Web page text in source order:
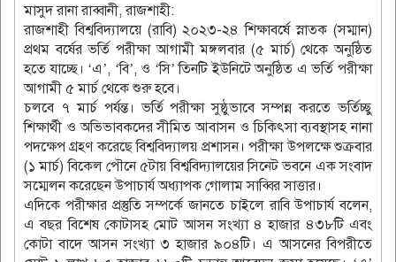
মাসুদ রানা রাব্বানী, রাজশাহী:
রাজশাহী বিশ্ববিদ্যালয়ে (রাবি) ২০২৩-২৪ শিক্ষাবর্ষে স্নাতক (সম্মান)
প্রথম বর্ষের ভর্তি পরীক্ষা আগামী মঙ্গলবার (৫ মার্চ) থেকে অনুষ্ঠিত
হতে যাচ্ছে। ‘এ’, ‘বি’, ও ‘সি’ তিনটি ইউনিটে অনুষ্ঠিত এ ভর্তি পরীক্ষা
আগামী ৫ মার্চ থেকে শুরু হবে।
চলবে ৭ মার্চ পর্যন্ত। ভর্তি পরীক্ষা সুষ্ঠুভাবে সম্পন্ন করতে ভর্তিচ্ছু
শিক্ষার্থী ও অভিভাবকদের সীমিত আবাসন ও চিকিৎসা ব্যবস্থাসহ নানা
পদক্ষেপ গ্রহণ করেছে বিশ্ববিদ্যালয় প্রশাসন। পরীক্ষা উপলক্ষে শুক্রবার
(১ মার্চ) বিকেল পৌনে ৫টায় বিশ্ববিদ্যালয়ের সিনেট ভবনে এক সংবাদ
সম্মেলন করেছেন উপাচার্য অধ্যাপক গোলাম সাব্বির সাত্তার।
এদিকে পরীক্ষার প্রস্তুতি সম্পর্কে জানতে চাইলে রাবি উপাচার্য বলেন,
এ বছর বিশেষ কোটাসহ মোট আসন সংখ্যা ৪ হাজার ৪৩৮টি এবং
কোটা বাদে আসন সংখ্যা ৩ হাজার ৯০৪টি। এ আসনের বিপরীতে